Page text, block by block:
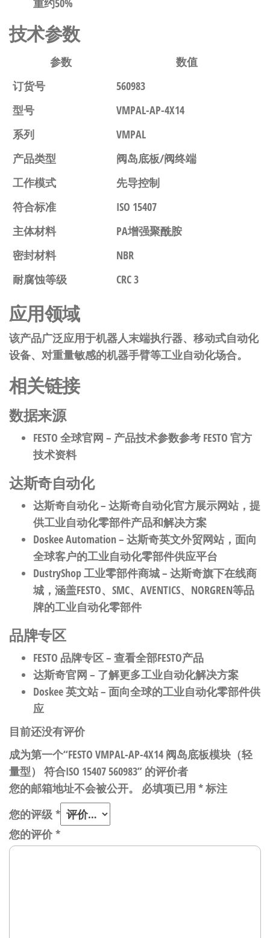
重约50%
技术参数
参数
数值
订货号
560983
型号
VMPAL-AP-4X14
系列
VMPAL
产品类型
阀岛底板/阀终端
工作模式
先导控制
符合标准
ISO 15407
主体材料
PA增强聚酰胺
密封材料
NBR
耐腐蚀等级
CRC 3
应用领域
该产品广泛应用于机器人末端执行器、移动式自动化
设备、对重量敏感的机器手臂等工业自动化场合。
相关链接
数据来源
FESTO 全球官网 – 产品技术参数参考 FESTO 官方
技术资料
达斯奇自动化
达斯奇自动化– 达斯奇自动化官方展示网站，提
供工业自动化零部件产品和解决方案
Doskee Automation– 达斯奇英文外贸网站，面向
全球客户的工业自动化零部件供应平台
DustryShop 工业零部件商城– 达斯奇旗下在线商
城，涵盖FESTO、SMC、AVENTICS、NORGREN等品
牌的工业自动化零部件
品牌专区
FESTO 品牌专区– 查看全部FESTO产品
达斯奇官网 – 了解更多工业自动化解决方案
Doskee 英文站– 面向全球的工业自动化零部件供
应
目前还没有评价
成为第一个“FESTO VMPAL-AP-4X14 阀岛底板模块（轻
量型） 符合ISO 15407 560983” 的评价者
您的邮箱地址不会被公开。
必填项已用 *标注
您的评级 *
您的评价*